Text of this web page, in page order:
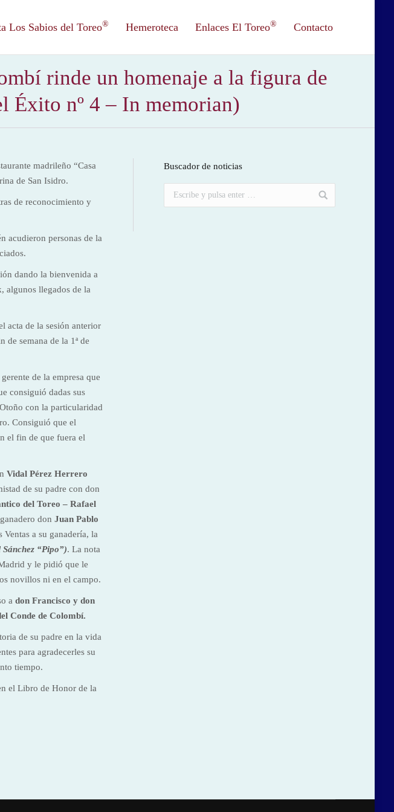
Los Sabios del Toreo® Hemeroteca Enlaces El Toreo® Contacto
rinde un homenaje a la figura de
Éxito nº 4 – In memorian)
madrileño “Casa
de San Isidro.
de reconocimiento y
acudieron personas de la
dando la bienvenida a
algunos llegados de la
acta de la sesión anterior
semana de la 1ª de
de la empresa que
consiguió dadas sus
con la particularidad
Consiguió que el
el fin de que fuera el
Vidal Pérez Herrero
de su padre con don
del Toreo – Rafael
don Juan Pablo
a su ganadería, la
“Pipo”). La nota
y le pidió que le
novillos ni en el campo.
a don Francisco y don
Conde de Colombí.
de su padre en la vida
para agradecerles su
tiempo.
el Libro de Honor de la
Buscador de noticias